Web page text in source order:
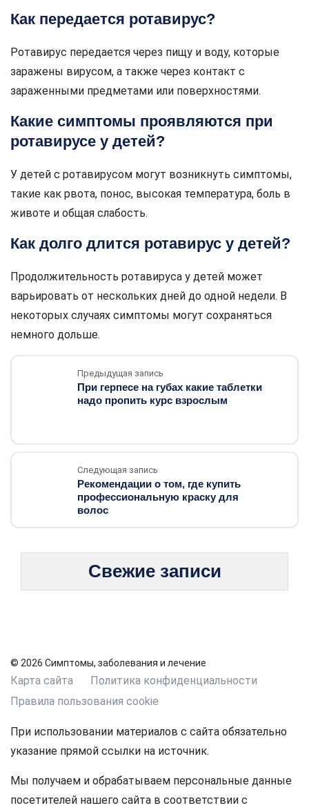
Как передается ротавирус?
Ротавирус передается через пищу и воду, которые
заражены вирусом, а также через контакт с
зараженными предметами или поверхностями.
Какие симптомы проявляются при
ротавирусе у детей?
У детей с ротавирусом могут возникнуть симптомы,
такие как рвота, понос, высокая температура, боль в
животе и общая слабость.
Как долго длится ротавирус у детей?
Продолжительность ротавируса у детей может
варьировать от нескольких дней до одной недели. В
некоторых случаях симптомы могут сохраняться
немного дольше.
Предыдущая запись
При герпесе на губах какие таблетки
надо пропить курс взрослым
Следующая запись
Рекомендации о том, где купить
профессиональную краску для
волос
Свежие записи
© 2026 Симптомы, заболевания и лечение
Карта сайта
Политика конфиденциальности
Правила пользования cookie
При использовании материалов с сайта обязательно
указание прямой ссылки на источник.
Мы получаем и обрабатываем персональные данные
посетителей нашего сайта в соответствии с